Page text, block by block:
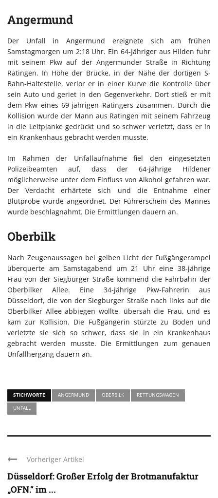
Angermund
Der Unfall in Angermund ereignete sich am frühen
Samstagmorgen um 2:18 Uhr. Ein 64-Jähriger aus Hilden fuhr
mit seinem Pkw auf der Angermunder Straße in Richtung
Ratingen. In Höhe der Brücke, in der Nähe der dortigen S-
Bahn-Haltestelle, verlor er in einer Kurve die Kontrolle über
sein Auto und geriet in den Gegenverkehr. Dort stieß er mit
dem Pkw eines 69-jährigen Ratingers zusammen. Durch die
Kollision wurde der Mann aus Ratingen mit seinem Fahrzeug
in die Leitplanke gedrückt und so schwer verletzt, dass er in
ein Krankenhaus gebracht werden musste.
Im Rahmen der Unfallaufnahme fiel den eingesetzten
Polizeibeamten auf, dass der 64-jährige Hildener
möglicherweise unter dem Einfluss von Alkohol gefahren war.
Der Verdacht erhärtete sich und die Entnahme einer
Blutprobe wurde angeordnet. Der Führerschein des Mannes
wurde beschlagnahmt. Die Ermittlungen dauern an.
Oberbilk
Nach Zeugenaussagen bei gelben Licht der Fußgängerampel
überquerte am Samstagabend um 21 Uhr eine 38-jährige
Frau von der Siegburger Straße kommend die Fahrbahn der
Oberbilker Allee. Eine 34-jährige Pkw-Fahrerin aus
Düsseldorf, die von der Siegburger Straße nach links auf die
Oberbilker Allee abbiegen wollte, übersah die Frau, und es
kam zur Kollision. Die Fußgängerin stürzte zu Boden und
verletzte sie sich so schwer, dass sie in ein Krankenhaus
gebracht werden musste. Die Ermittlungen zum genauen
Unfallhergang dauern an.
STICHWORTE ANGERMUND OBERBILK
RETTUNGSWAGEN
UNFALL
Vorheriger Artikel
Düsseldorf: Großer Erfolg der Brotmanufaktur
„OFN.“ im ...